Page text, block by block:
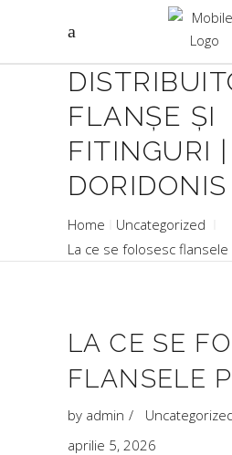
FLANȘE ȘI
FITINGURI |
DORIDONIS
Home
Uncategorized
La ce se folosesc flansele
LA CE SE
FLANSELE
by admin
aprilie 5, 2026